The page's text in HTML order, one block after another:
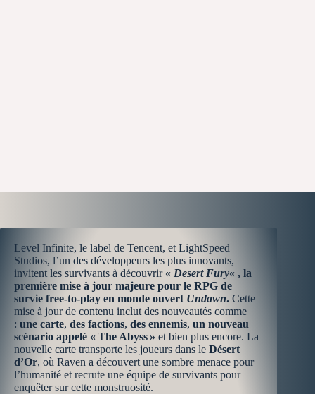
Level Infinite, le label de Tencent, et LightSpeed
Studios, l’un des développeurs les plus innovants,
invitent les survivants à découvrir « Desert Fury« , la
première mise à jour majeure pour le RPG de
survie free-to-play en monde ouvert Undawn. Cette
mise à jour de contenu inclut des nouveautés comme
: une carte, des factions, des ennemis, un nouveau
scénario appelé « The Abyss » et bien plus encore. La
nouvelle carte transporte les joueurs dans le Désert
d’Or, où Raven a découvert une sombre menace pour
l’humanité et recrute une équipe de survivants pour
enquêter sur cette monstruosité.